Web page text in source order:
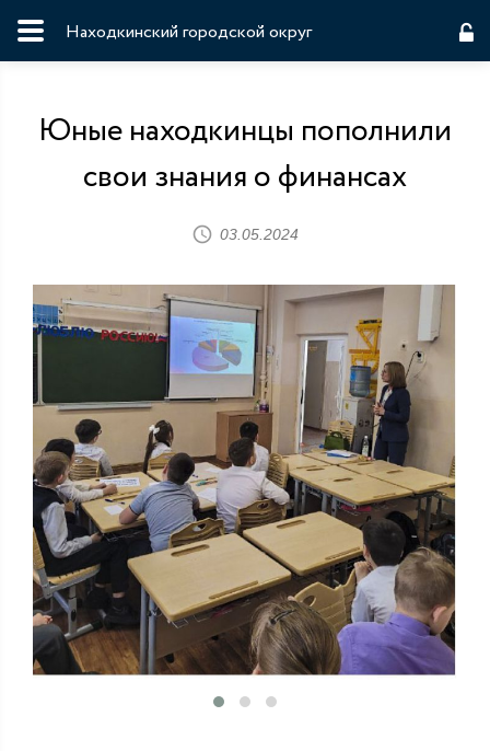
Находкинский городской округ
Юные находкинцы пополнили
свои знания о финансах
03.05.2024